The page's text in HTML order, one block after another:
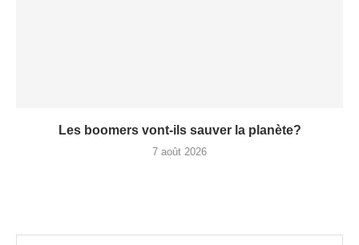
Les boomers vont-ils sauver la planète?
7 août 2026